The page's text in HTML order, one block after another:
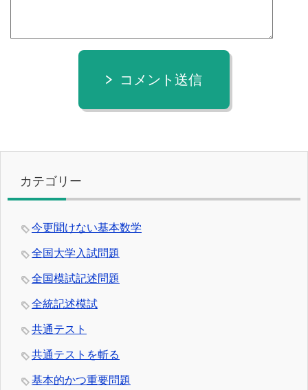
コメント送信
カテゴリー
今更聞けない基本数学
全国大学入試問題
全国模試記述問題
全統記述模試
共通テスト
共通テストを斬る
基本的かつ重要問題